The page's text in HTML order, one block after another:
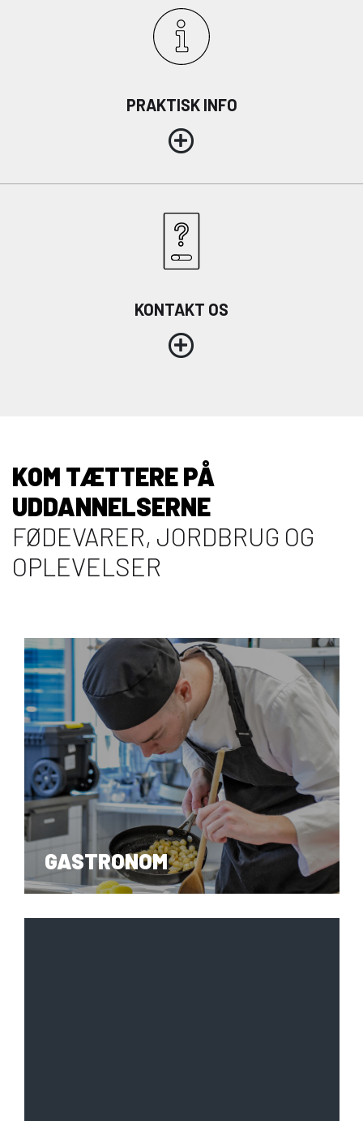
PRAKTISK INFO
KONTAKT OS
KOM TÆTTERE PÅ
UDDANNELSERNE
FØDEVARER, JORDBRUG OG
OPLEVELSER
GASTRONOM